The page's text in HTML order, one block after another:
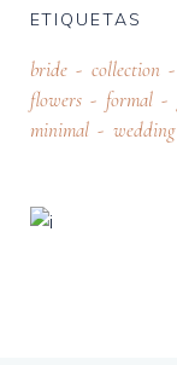
ETIQUETAS
bride collection
flowers
formal
minimal
wedding